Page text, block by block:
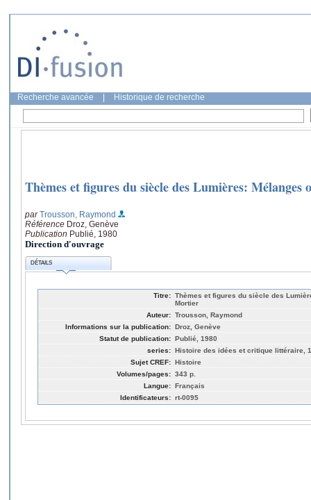
Recherche avancée Historique de recherche
Thèmes et figures du siècle des Lumières:
parTrousson, Raymond
Référence Droz, Genève
Publication Publié, 1980
Direction d'ouvrage
DÉTAILS
Titre: Thèmes et figures du siècle des
Mortier
Auteur: Trousson, Raymond
Informations sur la publication: Droz, Genève
Statut de publication: Publié, 1980
series: Histoire des idées et critique littéraire,
Sujet CREF: Histoire
Volumes/pages: 343 p.
Langue: Français
Identificateurs: rt-0095